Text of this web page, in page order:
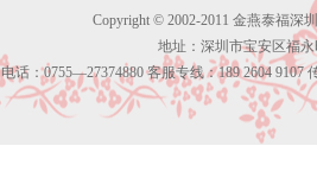
Copyright © 2002-2011 金燕泰福深
地址：深圳市宝安区福
电话：0755—27374880 客服专线：189 2604 9107